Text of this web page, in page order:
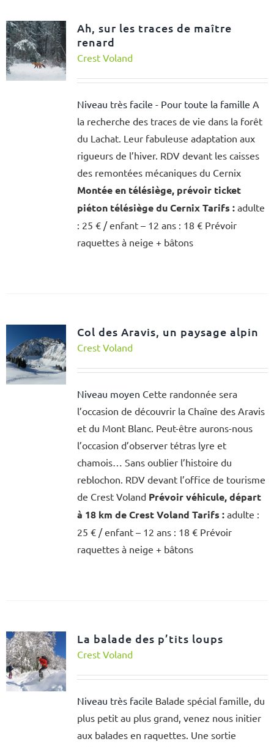
Ah, sur les traces de maître
renard
Crest Voland
Niveau très facile - Pour toute la famille A
la recherche des traces de vie dans la forêt
du Lachat. Leur fabuleuse adaptation aux
rigueurs de l’hiver. RDV devant les caisses
des remontées mécaniques du Cernix
Montée en télésiège, prévoir ticket
piéton télésiège du Cernix Tarifs :adulte
: 25 € / enfant – 12 ans : 18 € Prévoir
raquettes à neige + bâtons
Col des Aravis, un paysage alpin
Crest Voland
Niveau moyen Cette randonnée sera
l’occasion de découvrir la Chaîne des Aravis
et du Mont Blanc. Peut-être aurons-nous
l’occasion d’observer tétras lyre et
chamois… Sans oublier l’histoire du
reblochon. RDV devant l’office de tourisme
de Crest Voland Prévoir véhicule, départ
à 18 km de Crest Voland Tarifs :adulte :
25 € / enfant – 12 ans : 18 € Prévoir
raquettes à neige + bâtons
La balade des p’tits loups
Crest Voland
Niveau très facile Balade spécial famille, du
plus petit au plus grand, venez nous initier
aux balades en raquettes. Une sortie